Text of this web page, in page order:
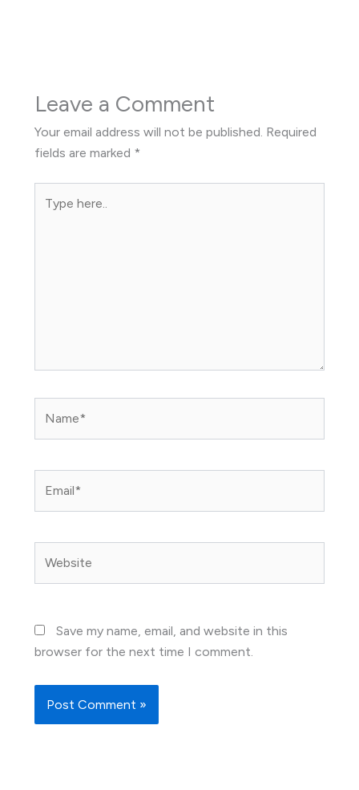
Leave a Comment
Your email address will not be published. Required
fields are marked *
here..
Save my name, email, and website in this
browser for the next time I comment.